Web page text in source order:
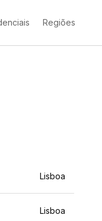
Regiões
Lisboa
Lisboa